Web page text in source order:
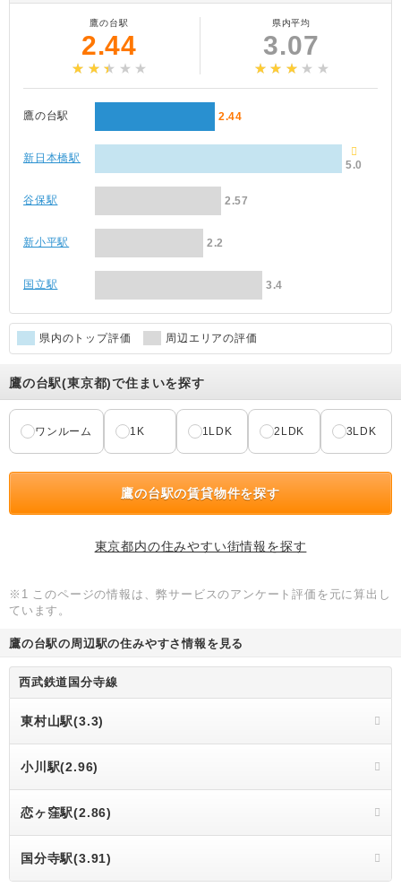
鷹の台駅
2.44
県内平均
3.07
鷹の台駅 2.44
新日本橋駅
5.0
谷保駅 2.57
新小平駅 2.2
国立駅 3.4
県内のトップ評価 周辺エリアの評価
鷹の台駅(東京都)で住まいを探す
ワンルーム 1K 1LDK 2LDK 3LDK
鷹の台駅の賃貸物件を探す
東京都内の住みやすい街情報を探す
※1 このページの情報は、弊サービスのアンケート評価を元に算出し
ています。
鷹の台駅の周辺駅の住みやすさ情報を見る
西武鉄道国分寺線
東村山駅(3.3)
小川駅(2.96)
恋ヶ窪駅(2.86)
国分寺駅(3.91)